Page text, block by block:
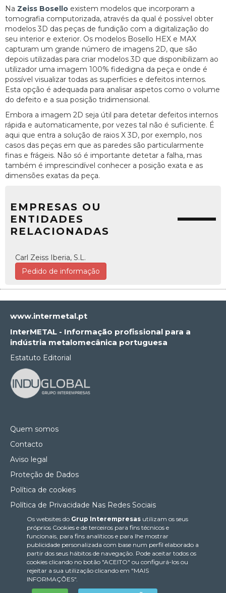
Os websites do Grup Interempresasutilizam os seus
próprios Cookies e de terceiros para fins técnicos e
funcionais, para fins analíticos e para lhe mostrar
publicidade personalizada com base num perfil elaborado a
partir dos seus hábitos de navegação. Pode aceitar todos os
cookies clicando no botão "ACEITO" ou configurá-los ou
rejeitar a sua utilização clicando em "MAIS
INFORMAÇÕES".
Na Zeiss Bosello existem modelos que incorporam a
tomografia computorizada, através da qual é possível obter
modelos 3D das peças de fundição com a digitalização do
seu interior e exterior. Os modelos Bosello HEX e MAX
capturam um grande número de imagens 2D, que são
depois utilizadas para criar modelos 3D que disponibilizam ao
utilizador uma imagem 100% fidedigna da peça e onde é
possível visualizar todas as superfícies e defeitos internos.
Esta opção é adequada para analisar aspetos como o volume
do defeito e a sua posição tridimensional.
Embora a imagem 2D seja útil para detetar defeitos internos
rápida e automaticamente, por vezes tal não é suficiente. É
aqui que entra a solução de raios X 3D, por exemplo, nos
casos das peças em que as paredes são particularmente
finas e frágeis. Não só é importante detetar a falha, mas
também é imprescindível conhecer a posição exata e as
dimensões exatas da peça.
EMPRESAS OU
ENTIDADES
RELACIONADAS
Carl Zeiss Iberia, S.L.
Pedido de informação
www.intermetal.pt
InterMETAL - Informação profissional para a
indústria metalomecânica portuguesa
Estatuto Editorial
Quem somos
Contacto
Aviso legal
Proteção de Dados
Política de cookies
Política de Privacidade Nas Redes Sociais
Canal de denúncias
Colaborações editoriais